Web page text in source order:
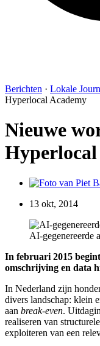
Berichten · Lokale
Hyperlocal Academy
Nieuwe
13 okt, 2014
AI-gegenereerde
In februari 2015
omschrijving en data
In Nederland zijn
divers landschap: klein
aan break-even.
realiseren van
exploiteren van een